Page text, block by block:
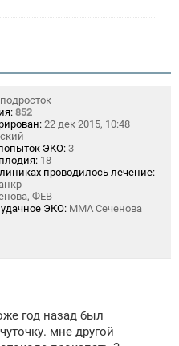
852
22 дек 2015, 10:48
ЭКО: 3
18
проводилось лечение:
ФЕВ
ЭКО: ММА Сеченова
год назад был
мне другой